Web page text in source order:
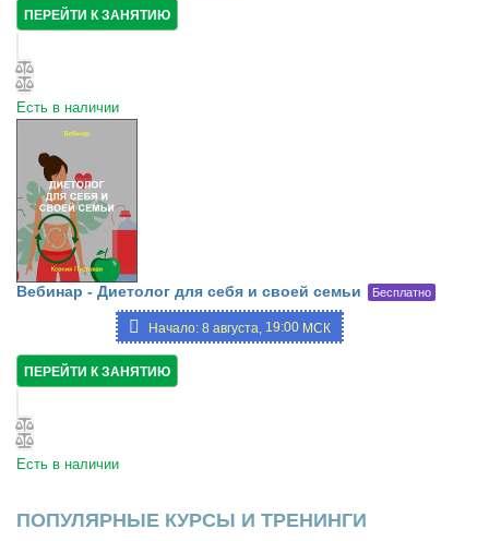
ПЕРЕЙТИ К ЗАНЯТИЮ
Есть в наличии
Вебинар - Диетолог для себя и своей семьи Бесплатно
Начало: 8 августа, 19:00 МСК
ПЕРЕЙТИ К ЗАНЯТИЮ
Есть в наличии
ПОПУЛЯРНЫЕ КУРСЫ И ТРЕНИНГИ